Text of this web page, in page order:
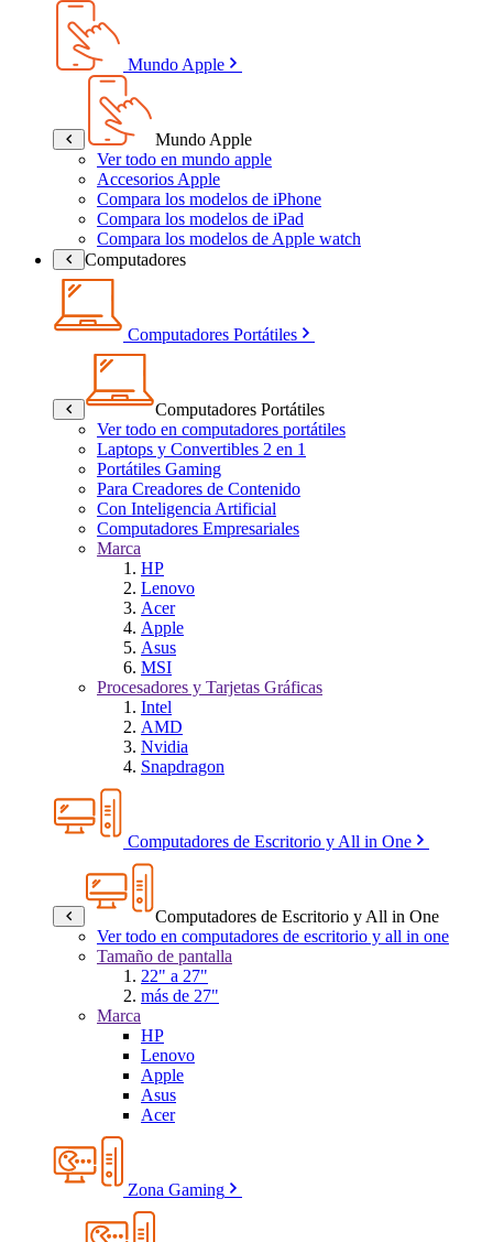
Mundo Apple
Mundo Apple
Ver todo en mundo apple
Accesorios Apple
Compara los modelos de iPhone
Compara los modelos de iPad
Compara los modelos de Apple watch
Computadores
Computadores Portátiles
Computadores Portátiles
Ver todo en computadores portátiles
Laptops y Convertibles 2 en 1
Portátiles Gaming
Para Creadores de Contenido
Con Inteligencia Artificial
Computadores Empresariales
Marca
HP
Lenovo
Acer
Apple
Asus
MSI
Procesadores y Tarjetas Gráficas
Intel
AMD
Nvidia
Snapdragon
Computadores de Escritorio y All in One
Computadores de Escritorio y All in One
Ver todo en computadores de escritorio y all in one
Tamaño de pantalla
22" a 27"
más de 27"
Marca
HP
Lenovo
Apple
Asus
Acer
Zona Gaming